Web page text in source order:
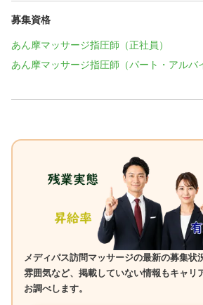
募集資格
あん摩マッサージ指圧師（正社員）
あん摩マッサージ指圧師（パート・アルバ
メディパス訪問マッサージの最新の募集状
雰囲気など、掲載していない情報もキャリ
お調べします。